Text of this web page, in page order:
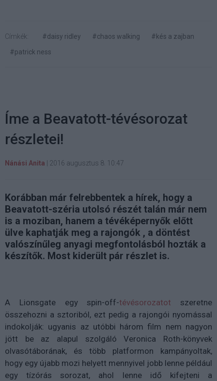
Címkék: #daisy ridley #chaos walking
#kés a zajban
#patrick ness
Íme a Beavatott-tévésorozat
részletei!
Nánási Anita 2016 augusztus 8. 10:47
Korábban már felrebbentek a hírek, hogy a
Beavatott-széria utolsó részét talán már nem
is a moziban, hanem a tévéképernyők előtt
ülve kaphatják meg a rajongók , a döntést
valószínűleg anyagi megfontolásból hozták a
készítők. Most kiderült pár részlet is.
A Lionsgate egy spin-off-tévésorozatot szeretne
összehozni a sztoriból, ezt pedig a rajongói nyomással
indokolják: ugyanis az utóbbi három film nem nagyon
jött be az alapul szolgáló Veronica Roth-könyvek
olvasótáborának, és több platformon kampányoltak,
hogy egy újabb mozi helyett mennyivel jobb lenne például
egy tízórás sorozat, ahol lenne idő kifejteni a